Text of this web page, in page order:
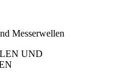
Messerwellen
UND